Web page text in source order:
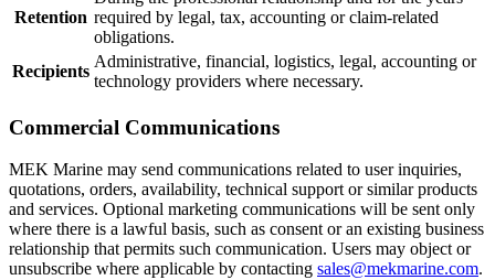
Retention required by legal, tax, accounting or claim-related
obligations.
Recipients
Administrative, financial, logistics, legal, accounting or
technology providers where necessary.
Commercial Communications
MEK Marine may send communications related to user inquiries,
quotations, orders, availability, technical support or similar products
and services. Optional marketing communications will be sent only
where there is a lawful basis, such as consent or an existing business
relationship that permits such communication. Users may object or
unsubscribe where applicable by contacting sales@mekmarine.com.